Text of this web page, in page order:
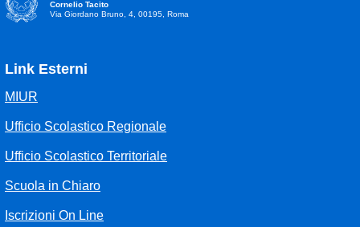
Cornelio Tacito
Via Giordano Bruno, 4, 00195, Roma
Link Esterni
MIUR
Ufficio Scolastico Regionale
Ufficio Scolastico Territoriale
Scuola in Chiaro
Iscrizioni On Line